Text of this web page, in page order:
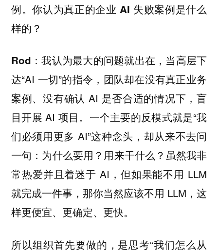
例。你认为真正的企业 AI 失败案例是什么
样的？
Rod：我认为最大的问题就出在，当高层下
达“AI 一切”的指令，团队却在没有真正业务
案例、没有确认 AI 是否合适的情况下，盲
目开展 AI 项目。一个主要的反模式就是“我
们必须用更多 AI”这种念头，却从来不去问
一句：为什么要用？用来干什么？虽然我非
常热爱并且着迷于 AI，但如果能不用 LLM
就完成一件事，那你当然应该不用 LLM，这
样更便宜、更确定、更快。
所以组织首先要做的，是思考“我们怎么从